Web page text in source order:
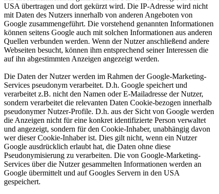
USA übertragen und dort gekürzt wird. Die IP-Adresse wird nicht
mit Daten des Nutzers innerhalb von anderen Angeboten von
Google zusammengeführt. Die vorstehend genannten Informationen
können seitens Google auch mit solchen Informationen aus anderen
Quellen verbunden werden. Wenn der Nutzer anschließend andere
Webseiten besucht, können ihm entsprechend seiner Interessen die
auf ihn abgestimmten Anzeigen angezeigt werden.
Die Daten der Nutzer werden im Rahmen der Google-Marketing-
Services pseudonym verarbeitet. D.h. Google speichert und
verarbeitet z.B. nicht den Namen oder E-Mailadresse der Nutzer,
sondern verarbeitet die relevanten Daten Cookie-bezogen innerhalb
pseudonymer Nutzer-Profile. D.h. aus der Sicht von Google werden
die Anzeigen nicht für eine konkret identifizierte Person verwaltet
und angezeigt, sondern für den Cookie-Inhaber, unabhängig davon
wer dieser Cookie-Inhaber ist. Dies gilt nicht, wenn ein Nutzer
Google ausdrücklich erlaubt hat, die Daten ohne diese
Pseudonymisierung zu verarbeiten. Die von Google-Marketing-
Services über die Nutzer gesammelten Informationen werden an
Google übermittelt und auf Googles Servern in den USA
gespeichert.